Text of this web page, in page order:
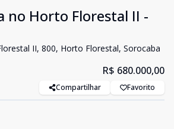
no Horto Florestal II -
II, 800, Horto Florestal, Sorocaba
R$ 680.000,00
Compartilhar Favorito